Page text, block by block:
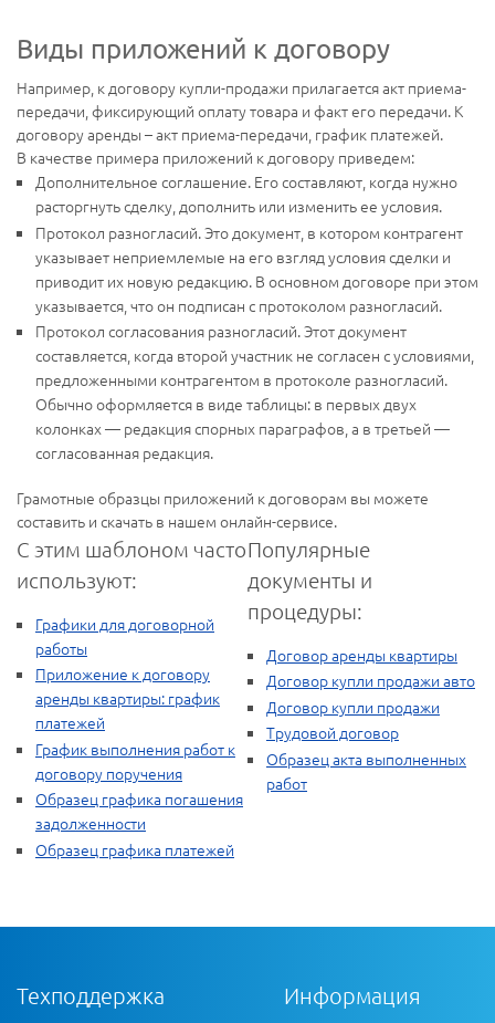
Виды приложений к договору
Например, к договору купли-продажи прилагается акт приема-
передачи, фиксирующий оплату товара и факт его передачи. К
договору аренды – акт приема-передачи, график платежей.
В качестве примера приложений к договору приведем:
Дополнительное соглашение. Его составляют, когда нужно
расторгнуть сделку, дополнить или изменить ее условия.
Протокол разногласий. Это документ, в котором контрагент
указывает неприемлемые на его взгляд условия сделки и
приводит их новую редакцию. В основном договоре при этом
указывается, что он подписан с протоколом разногласий.
Протокол согласования разногласий. Этот документ
составляется, когда второй участник не согласен с условиями,
предложенными контрагентом в протоколе разногласий.
Обычно оформляется в виде таблицы: в первых двух
колонках — редакция спорных параграфов, а в третьей —
согласованная редакция.
Грамотные образцы приложений к договорам вы можете
составить и скачать в нашем онлайн-сервисе.
С этим шаблоном часто
используют:
Графики для договорной
работы
Приложение к договору
аренды квартиры: график
платежей
График выполнения работ к
договору поручения
Образец графика погашения
задолженности
Образец графика платежей
Популярные
документы и
процедуры:
Договор аренды квартиры
Договор купли продажи авто
Договор купли продажи
Трудовой договор
Образец акта выполненных
работ
Техподдержка Информация